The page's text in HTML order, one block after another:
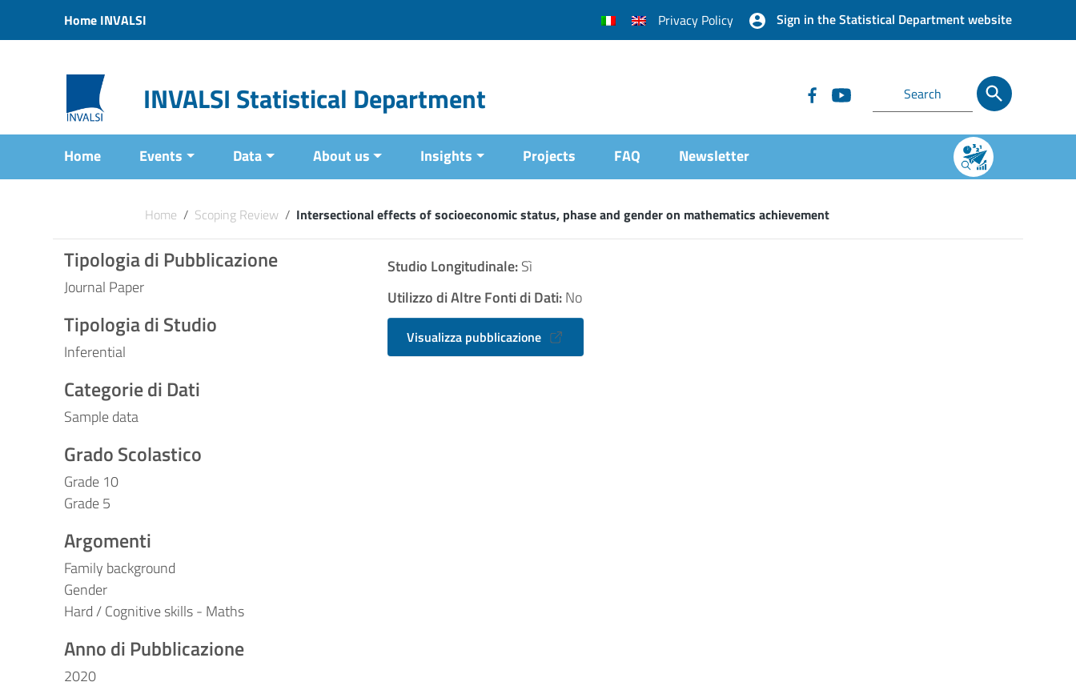
Vai al menu di navigazione
Home INVALSI Privacy Policy Sign in the Statistical Department website
INVALSI Statistical Department
Home Events Data About us Insights Projects FAQ Newsletter
Home / Scoping Review / Intersectional effects of socioeconomic status, phase and gender on mathematics achievement
Tipologia di Pubblicazione
Journal Paper
Tipologia di Studio
Inferential
Categorie di Dati
Sample data
Grado Scolastico
Grade 10
Grade 5
Argomenti
Family background
Gender
Hard / Cognitive skills - Maths
Anno di Pubblicazione
2020
Studio Longitudinale:Sì
Utilizzo di Altre Fonti di Dati:No
Visualizza pubblicazione